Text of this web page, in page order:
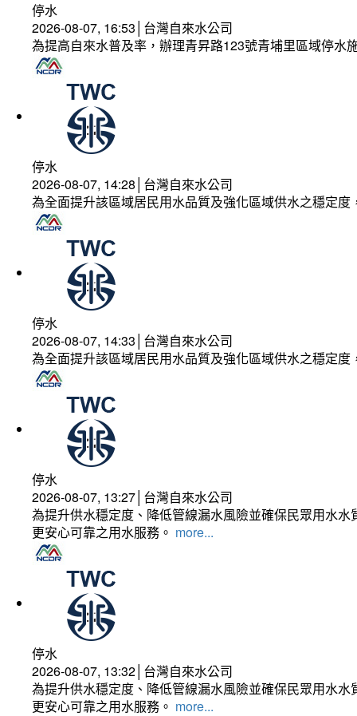
停水
2026-08-07, 16:53│台灣自來水公司
為提高自來水普及率，辦理青昇路123號青埔里區域停水
停水
2026-08-07, 14:28│台灣自來水公司
為全面提升該區域居民用水品質及強化區域供水之穩定
停水
2026-08-07, 14:33│台灣自來水公司
為全面提升該區域居民用水品質及強化區域供水之穩定
停水
2026-08-07, 13:27│台灣自來水公司
為提升供水穩定度、降低管線漏水風險並確保民眾用水
更安心可靠之用水服務。 more...
停水
2026-08-07, 13:32│台灣自來水公司
為提升供水穩定度、降低管線漏水風險並確保民眾用水
更安心可靠之用水服務。 more...